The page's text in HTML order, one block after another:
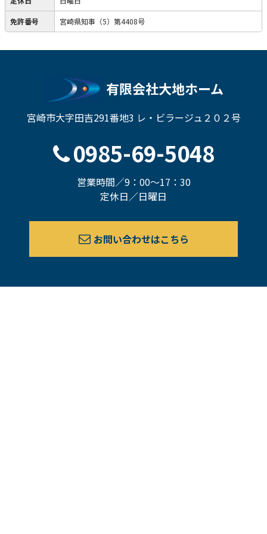
免許番号 宮崎県知事（5）第4408号
有限会社大地ホーム
宮崎市大字田吉291番地3 レ・ビラージュ２０２号
0985-69-5048
営業時間／9：00～17：30
定休日／日曜日
お問い合わせはこちら